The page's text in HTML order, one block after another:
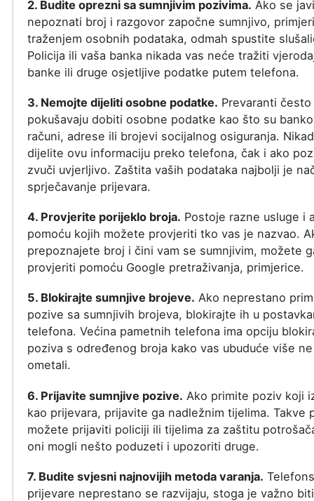
2. Budite oprezni sa sumnjivim pozivima. Ako se
nepoznati broj i razgovor započne sumnjivo,
traženjem osobnih podataka, odmah spustite
Policija ili vaša banka nikada vas neće tražiti
banke ili druge osjetljive podatke putem telefona.
3. Nemojte dijeliti osobne podatke. Prevaranti često
pokušavaju dobiti osobne podatke kao što su
računi, adrese ili brojevi socijalnog osiguranja.
dijelite ovu informaciju preko telefona, čak i ako
zvuči uvjerljivo. Zaštita vaših podataka najbolji je
sprječavanje prijevara.
4. Provjerite porijeklo broja. Postoje razne usluge i
pomoću kojih možete provjeriti tko vas je nazvao.
prepoznajete broj i čini vam se sumnjivim, možete
provjeriti pomoću Google pretraživanja, primjerice.
5. Blokirajte sumnjive brojeve. Ako neprestano
pozive sa sumnjivih brojeva, blokirajte ih u
telefona. Većina pametnih telefona ima opciju
poziva s određenog broja kako vas ubuduće više
ometali.
6. Prijavite sumnjive pozive. Ako primite poziv koji
kao prijevara, prijavite ga nadležnim tijelima. Takve
možete prijaviti policiji ili tijelima za zaštitu
oni mogli nešto poduzeti i upozoriti druge.
7. Budite svjesni najnovijih metoda varanja.
prijevare neprestano se razvijaju, stoga je važno